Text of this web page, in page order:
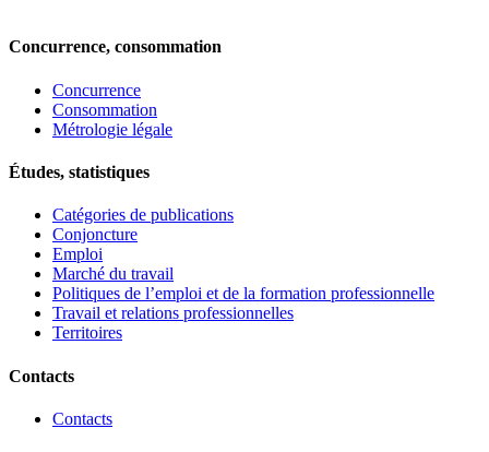
Concurrence, consommation
Concurrence
Consommation
Métrologie légale
Études, statistiques
Catégories de publications
Conjoncture
Emploi
Marché du travail
Politiques de l’emploi et de la formation professionnelle
Travail et relations professionnelles
Territoires
Contacts
Contacts